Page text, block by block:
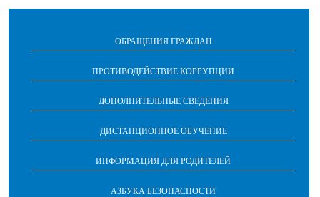
ОБРАЩЕНИЯ ГРАЖДАН
ПРОТИВОДЕЙСТВИЕ КОРРУПЦИИ
ДОПОЛНИТЕЛЬНЫЕ СВЕДЕНИЯ
ДИСТАНЦИОННОЕ ОБУЧЕНИЕ
ИНФОРМАЦИЯ ДЛЯ РОДИТЕЛЕЙ
АЗБУКА БЕЗОПАСНОСТИ